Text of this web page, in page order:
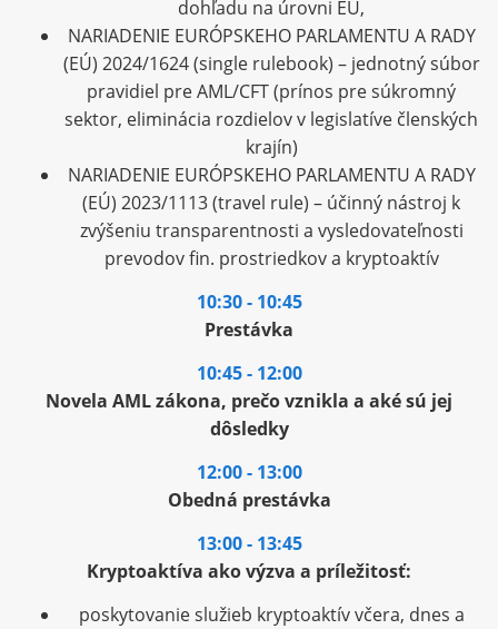
dohľadu na úrovni EÚ,
NARIADENIE EURÓPSKEHO PARLAMENTU A RADY
(EÚ) 2024/1624 (single rulebook) – jednotný súbor
pravidiel pre AML/CFT (prínos pre súkromný
sektor, eliminácia rozdielov v legislatíve členských
krajín)
NARIADENIE EURÓPSKEHO PARLAMENTU A RADY
(EÚ) 2023/1113 (travel rule) – účinný nástroj k
zvýšeniu transparentnosti a vysledovateľnosti
prevodov fin. prostriedkov a kryptoaktív
10:30 - 10:45
Prestávka
10:45 - 12:00
Novela AML zákona, prečo vznikla a aké sú jej
dôsledky
12:00 - 13:00
Obedná prestávka
13:00 - 13:45
Kryptoaktíva ako výzva a príležitosť:
poskytovanie služieb kryptoaktív včera, dnes a